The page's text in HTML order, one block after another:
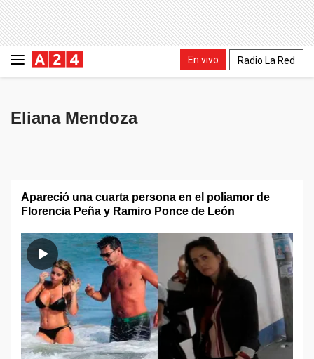
En vivo Radio La Red
Eliana Mendoza
Apareció una cuarta persona en el poliamor de
Florencia Peña y Ramiro Ponce de León